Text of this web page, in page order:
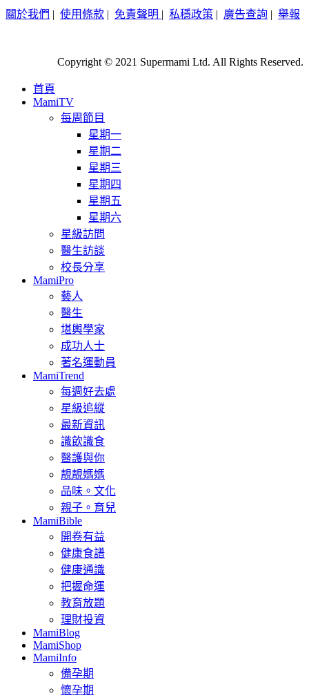
關於我們 | 使用條款 | 免責聲明 | 私穩政策 | 廣告查詢 | 舉報
Copyright © 2021 Supermami Ltd. All Rights Reserved.
首頁
MamiTV
每周節目
星期一
星期二
星期三
星期四
星期五
星期六
星級訪問
醫生訪談
校長分享
MamiPro
藝人
醫生
堪輿學家
成功人士
著名運動員
MamiTrend
每週好去處
星級追縱
最新資訊
識飲識食
醫護與你
靚靚媽媽
品味。文化
親子。育兒
MamiBible
開卷有益
健康食譜
健康通識
把握命運
教育放題
理財投資
MamiBlog
MamiShop
MamiInfo
備孕期
懷孕期